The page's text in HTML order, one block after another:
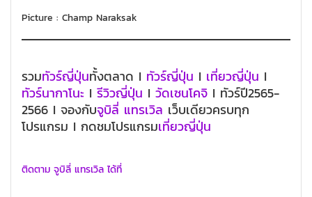
Picture : Champ Naraksak
รวมทัวร์ญี่ปุ่นทั้งตลาด I ทัวร์ญี่ปุ่น I เที่ยวญี่ปุ่น I
ทัวร์นากาโนะ I รีวิวญี่ปุ่น I วัดเซนโคจิ I ทัวร์ปี2565-
2566 I จองกับจูบิลี่ แทรเวิล เว็บเดียวครบทุก
โปรแกรม I กดชมโปรแกรมเที่ยวญี่ปุ่น
ติดตาม จูบิลี่ แทรเวิล ได้ที่